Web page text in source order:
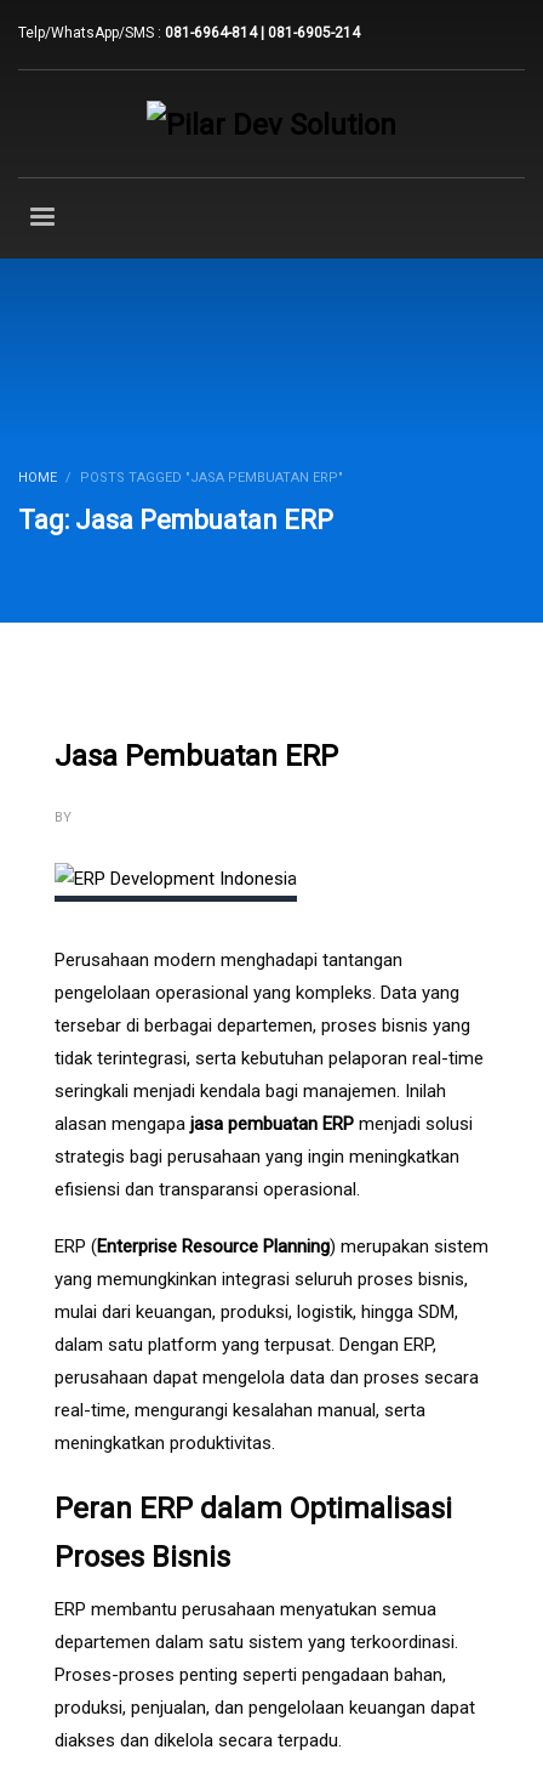
Telp/WhatsApp/SMS : 081-6964-814 | 081-6905-214
HOME POSTS TAGGED "JASA PEMBUATAN ERP"
Tag: Jasa Pembuatan ERP
Jasa Pembuatan ERP
BY
Perusahaan modern menghadapi tantangan
pengelolaan operasional yang kompleks. Data yang
tersebar di berbagai departemen, proses bisnis yang
tidak terintegrasi, serta kebutuhan pelaporan real-time
seringkali menjadi kendala bagi manajemen. Inilah
alasan mengapa jasa pembuatan ERP menjadi solusi
strategis bagi perusahaan yang ingin meningkatkan
efisiensi dan transparansi operasional.
ERP (Enterprise Resource Planning) merupakan sistem
yang memungkinkan integrasi seluruh proses bisnis,
mulai dari keuangan, produksi, logistik, hingga SDM,
dalam satu platform yang terpusat. Dengan ERP,
perusahaan dapat mengelola data dan proses secara
real-time, mengurangi kesalahan manual, serta
meningkatkan produktivitas.
Peran ERP dalam Optimalisasi
Proses Bisnis
ERP membantu perusahaan menyatukan semua
departemen dalam satu sistem yang terkoordinasi.
Proses-proses penting seperti pengadaan bahan,
produksi, penjualan, dan pengelolaan keuangan dapat
diakses dan dikelola secara terpadu.